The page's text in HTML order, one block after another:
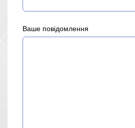
Ваше повідомлення